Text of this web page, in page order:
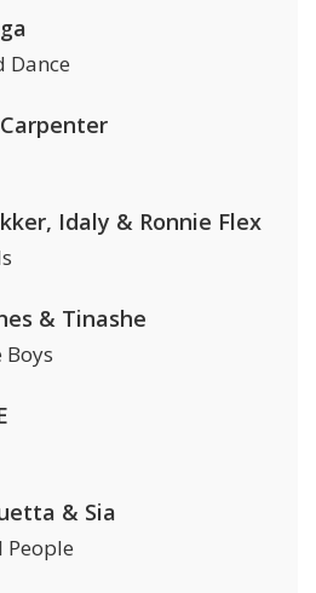
Dance
Idaly & Ronnie Flex
& Tinashe
Boys
& Sia